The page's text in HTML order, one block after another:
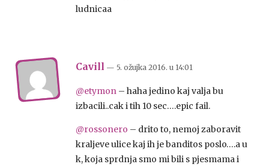
ludnicaa
Cavill — 5. ožujka 2016. u 14:01
@etymon – haha jedino kaj valja bu
izbacili..cak i tih 10 sec….epic fail.
@rossonero – drito to, nemoj zaboravit
kraljeve ulice kaj ih je banditos poslo….a u
k, koja sprdnja smo mi bili s pjesmama i